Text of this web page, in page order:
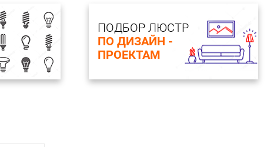
ПОДБОР ЛЮСТР
ПО ДИЗАЙН -
ПРОЕКТАМ